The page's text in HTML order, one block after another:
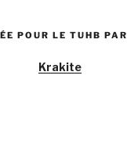
POUR LE TUHB PAR
Krakite